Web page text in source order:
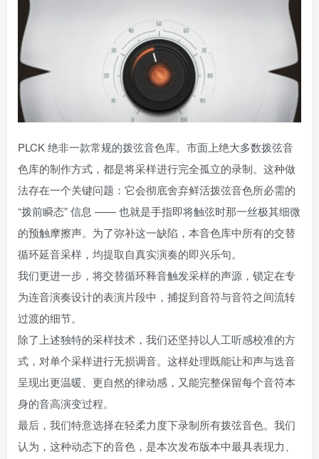
PLCK 绝非一款常规的拨弦音色库。市面上绝大多数拨弦音
色库的制作方式，都是将采样进行完全孤立的录制。这种做
法存在一个关键问题：它会彻底舍弃鲜活拨弦音色所必需的
“拨前瞬态” 信息 —— 也就是手指即将触弦时那一丝极其细微
的预触摩擦声。为了弥补这一缺陷，本音色库中所有的交替
循环延音采样，均提取自真实演奏的即兴乐句。
我们更进一步，将交替循环释音触发采样的声源，锁定在专
为连音演奏设计的表演片段中，捕捉到音符与音符之间流转
过渡的细节。
除了上述独特的采样技术，我们还坚持以人工听感校准的方
式，对单个采样进行无损调音。这样处理既能让和声与迭音
呈现出更温暖、更自然的律动感，又能完整保留每个音符本
身的音高演变过程。
最后，我们特意选择在轻柔力度下录制所有拨弦音色。我们
认为，这种动态下的音色，是本次发布版本中最具表现力、